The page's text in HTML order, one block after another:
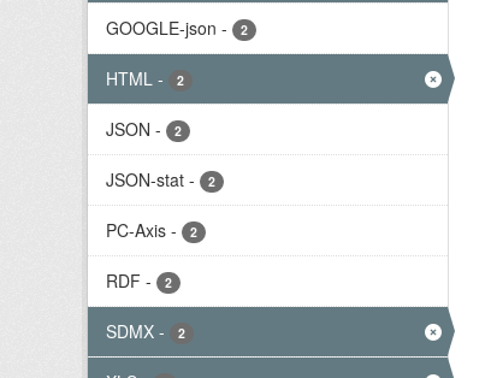
GOOGLE-json - 2
HTML - 2
JSON - 2
JSON-stat - 2
PC-Axis - 2
RDF - 2
SDMX - 2